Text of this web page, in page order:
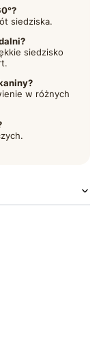
siedziska.
siedzisko
w różnych